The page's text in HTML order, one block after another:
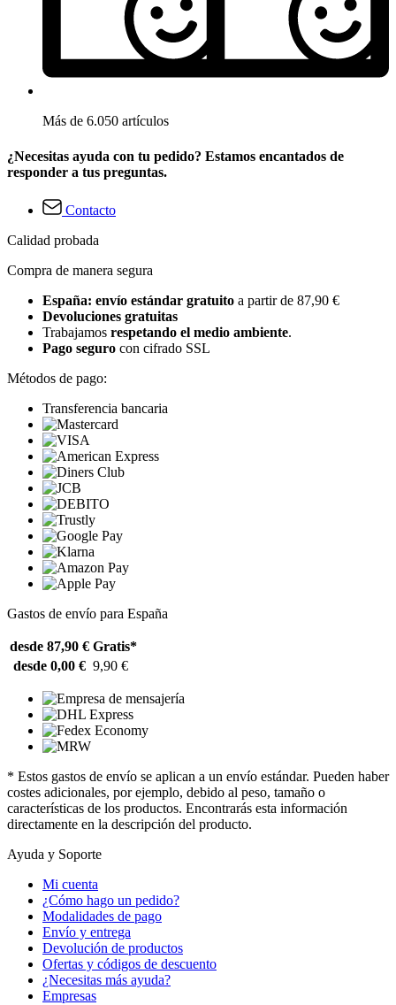
Más de 6.050 artículos
¿Necesitas ayuda con tu pedido? Estamos encantados de
responder a tus preguntas.
Contacto
Calidad probada
Compra de manera segura
España: envío estándar gratuito a partir de 87,90 €
Devoluciones gratuitas
Trabajamos respetando el medio ambiente.
Pago seguro con cifrado SSL
Métodos de pago:
Transferencia bancaria
Gastos de envío para España
desde 87,90 € Gratis*
desde 0,00 € 9,90 €
* Estos gastos de envío se aplican a un envío estándar. Pueden haber
costes adicionales, por ejemplo, debido al peso, tamaño o
características de los productos. Encontrarás esta información
directamente en la descripción del producto.
Ayuda y Soporte
Mi cuenta
¿Cómo hago un pedido?
Modalidades de pago
Envío y entrega
Devolución de productos
Ofertas y códigos de descuento
¿Necesitas más ayuda?
Empresas